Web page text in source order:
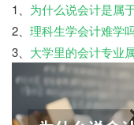
1、 为什么说会计是属
2、 理科生学会计难学
3、 大学里的会计专业